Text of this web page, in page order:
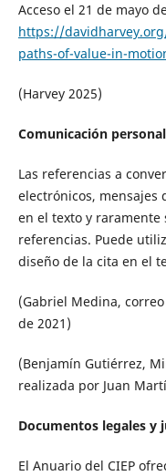
Acceso el 21 de mayo
https://
paths-of-value-in-
(Harvey 2025)
Comunicación
Las referencias a
electrónicos, mensajes
en el texto y
referencias. Puede
diseño de la cita en el
(Gabriel Medina,
de 2021)
(Benjamín Gutiérrez,
realizada por Juan
Documentos legales y
El Anuario del CIEP